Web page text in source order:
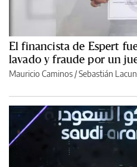
El financista de Espert
lavado y fraude por un
Mauricio Caminos /Sebastián